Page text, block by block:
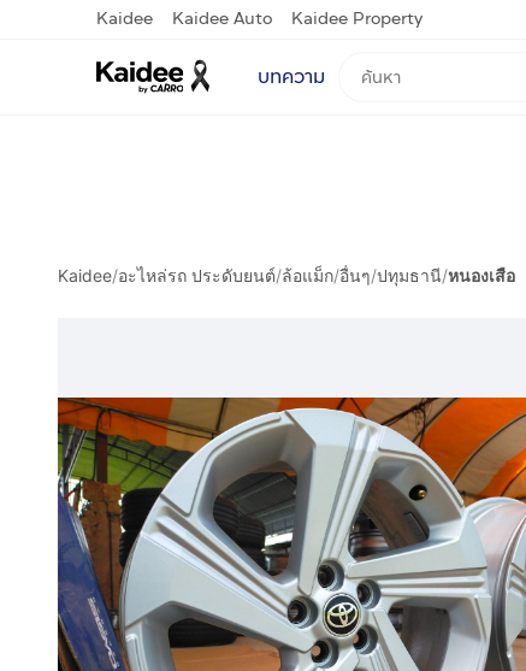
Kaidee Kaidee Auto Kaidee Property
บทความ
Kaidee/อะไหล่รถ ประดับยนต์/ล้อแม็ก/อื่นๆ/ปทุมธานี/หนองเสือ